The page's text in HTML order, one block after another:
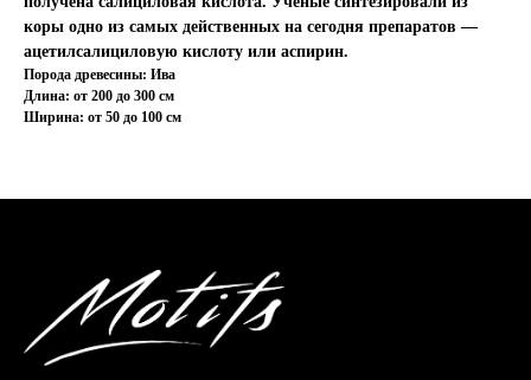
коры одно из самых действенных на сегодня препаратов —
ацетилсалициловую кислоту или аспирин.
Порода древесины: Ива
Длина: от 200 до 300 см
Ширина: от 50 до 100 см